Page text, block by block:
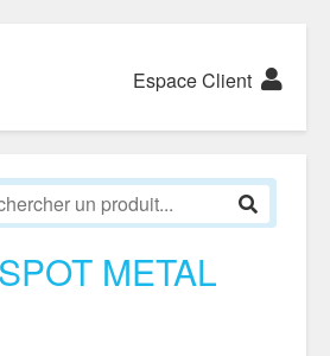
Espace Client
METAL